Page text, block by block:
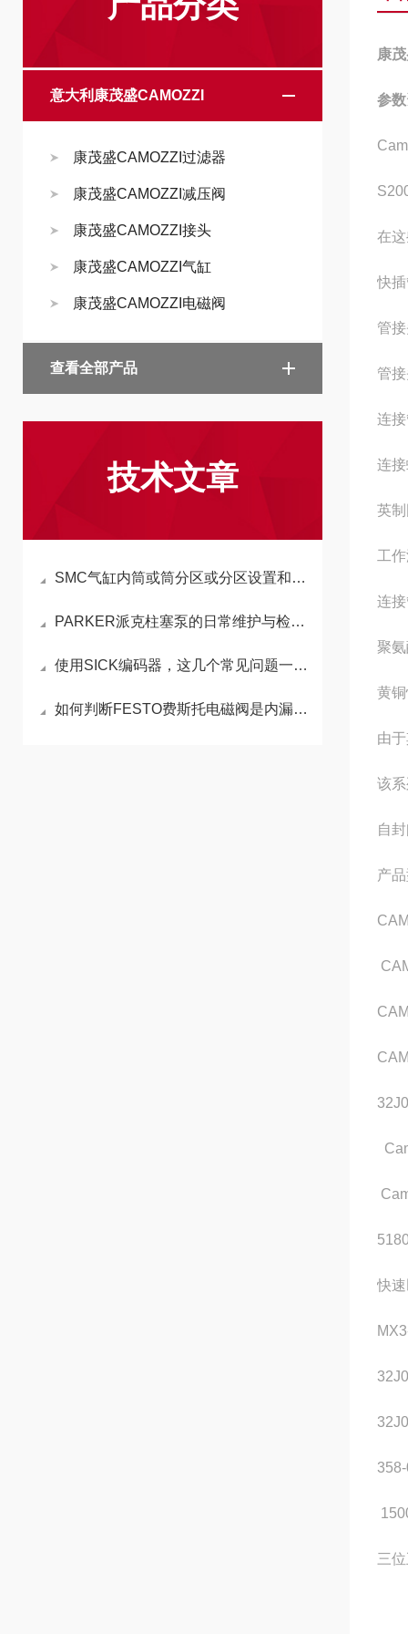
意大利康茂盛CAMOZZI
康茂盛CAMOZZI过滤器
康茂盛CAMOZZI减压阀
康茂盛CAMOZZI接头
康茂盛CAMOZZI气缸
康茂盛CAMOZZI电磁阀
查看全部产品
技术文章
SMC气缸内筒或筒分区或分区设置和蒸汽信封胀大空隙不合适
PARKER派克柱塞泵的日常维护与检查修理
使用SICK编码器，这几个常见问题一定要知道
如何判断FESTO费斯托电磁阀是内漏还是外漏
康
参
在
快
管
管
连
连
英
工
连
聚
黄
由
该
自
产
快
三